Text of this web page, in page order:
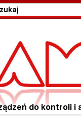
do kontroli i